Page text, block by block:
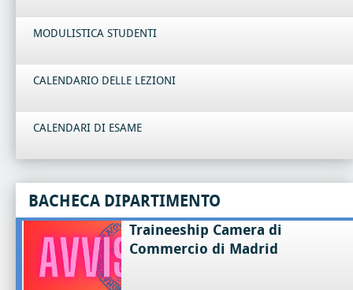
MODULISTICA STUDENTI
CALENDARIO DELLE LEZIONI
CALENDARI DI ESAME
BACHECA DIPARTIMENTO
Traineeship Camera di
Commercio di Madrid